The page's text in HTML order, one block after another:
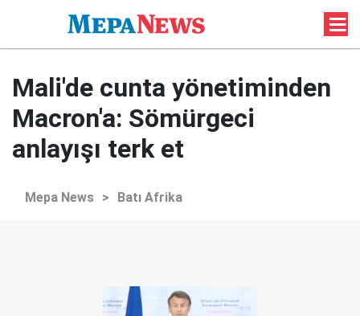
Mali'de cunta yönetiminden
Macron'a: Sömürgeci
anlayışı terk et
Mepa News > Batı Afrika